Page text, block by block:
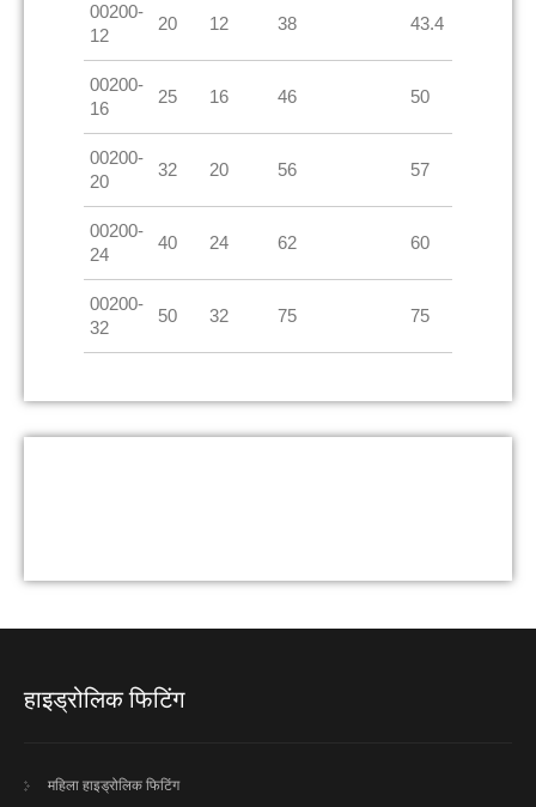
00200-
12
20 12 38 43.4
00200-
16
25 16 46 50
00200-
20
32 20 56 57
00200-
24
40 24 62 60
00200-
32
50 32 75 75
हाइड्रोलिक फिटिंग
महिला हाइड्रोलिक फिटिंग